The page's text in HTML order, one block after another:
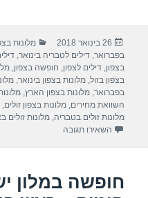
e
b
o
o
k
s
A
p
p
פורסם
בתאריך
26 בינואר 2018 קטגוריות
מלונות
בפברואר,דילים לטבריה בינואר,
בצפון,דילים לצפון, חופשה בצפון,
בצפון בזול,מלונות בצפון בינואר,
בפברואר,מלונות בצפון הארץ,
השוואת מחירים,מלונות בצפון זולים,
מלונות זולים בטבריה,מלונות זולים
השאירו תגובה
חופשה במלון